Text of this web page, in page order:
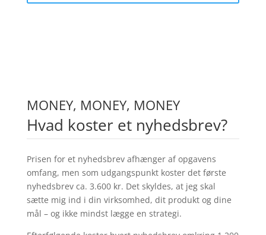
MONEY, MONEY, MONEY
Hvad koster et nyhedsbrev?
Prisen for et nyhedsbrev afhænger af opgavens
omfang, men som udgangspunkt koster det første
nyhedsbrev ca. 3.600 kr. Det skyldes, at jeg skal
sætte mig ind i din virksomhed, dit produkt og dine
mål – og ikke mindst lægge en strategi.